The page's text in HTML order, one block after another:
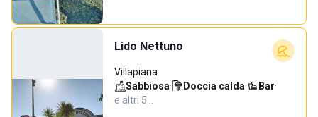
Lido Nettuno
Villapiana
Sabbiosa· Doccia calda· Bar·
e altri 5…